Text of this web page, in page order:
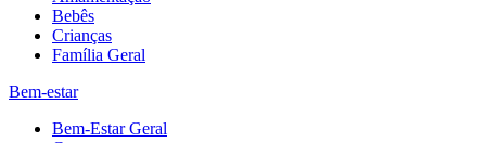
Bebês
Crianças
Família Geral
Bem-estar
Bem-Estar Geral